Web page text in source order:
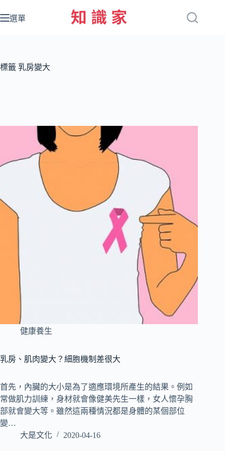
至
容
選單
標籤 乳房變大
健康養生
乳房、肌肉變大？細胞機制差很大
首先，內臟的大小是為了適應環境所產生的結果。例如
常做肌力訓練，身材就會像健美先生一樣，女人懷孕胸
部就會變大等。雖然這兩種情況都是身體的某個部位
變…
大是文化
2020-04-16